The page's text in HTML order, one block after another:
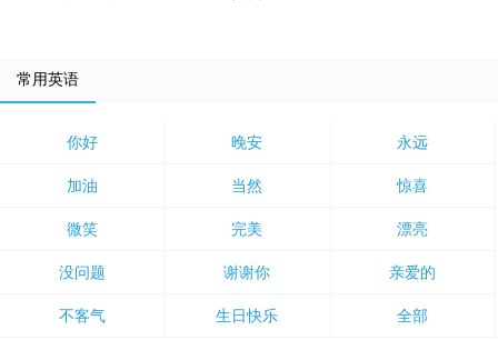
常用英语
你好 晚安 永远
加油 当然 惊喜
微笑 完美 漂亮
没问题 谢谢你 亲爱的
不客气 生日快乐 全部